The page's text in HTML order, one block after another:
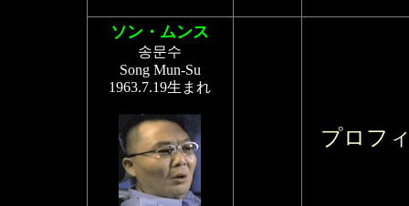
ソン・ムンス
송문수
Song Mun-Su
1963.7.19生まれ
プロフ